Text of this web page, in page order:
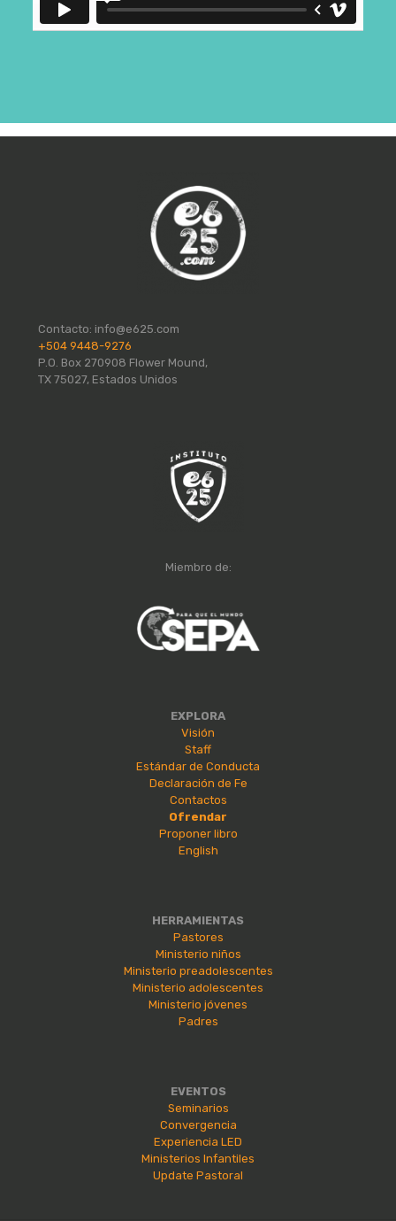
Contacto: info@e625.com
+504 9448-9276
P.O. Box 270908 Flower Mound,
TX 75027, Estados Unidos
Miembro de:
EXPLORA
Visión
Staff
Estándar de Conducta
Declaración de Fe
Contactos
Ofrendar
Proponer libro
English
HERRAMIENTAS
Pastores
Ministerio niños
Ministerio preadolescentes
Ministerio adolescentes
Ministerio jóvenes
Padres
EVENTOS
Seminarios
Convergencia
Experiencia LED
Ministerios Infantiles
Update Pastoral